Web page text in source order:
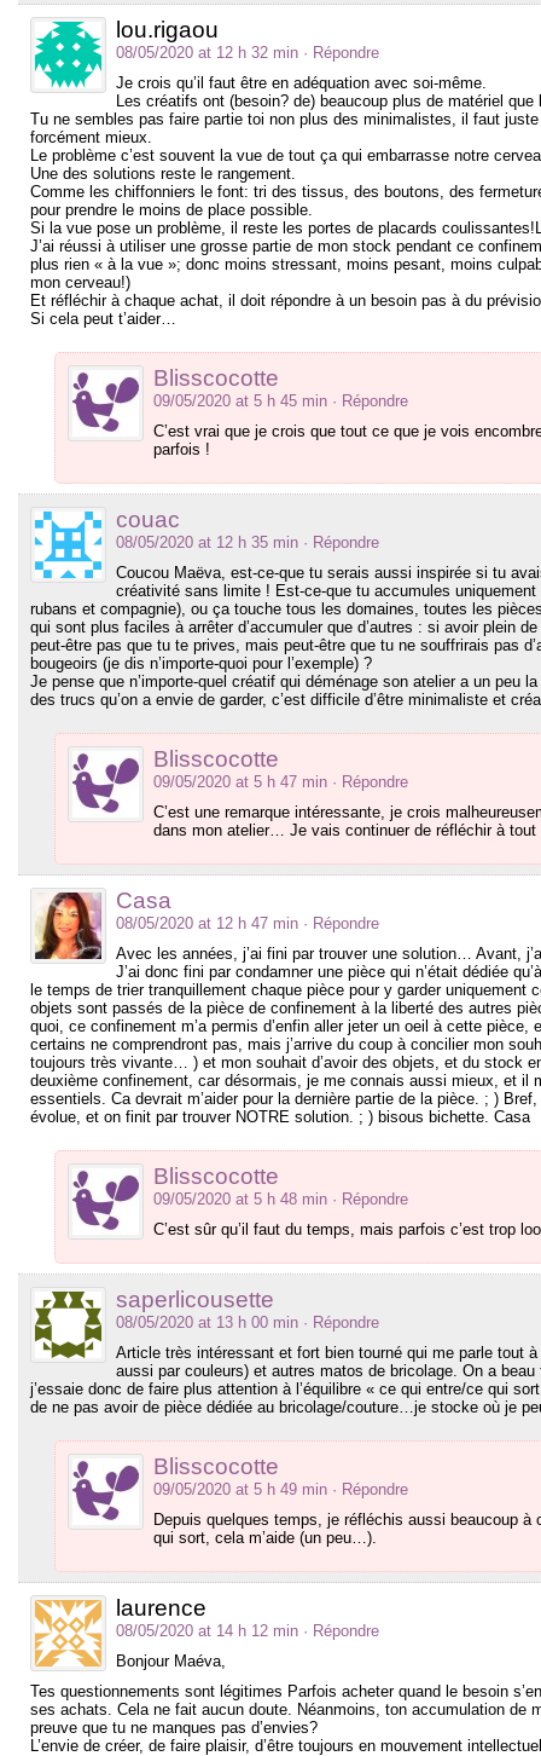
lou.rigaou
08/05/2020 at 12 h 32 min · Répondre
Je crois qu’il faut être en adéquation avec soi-même.
Les créatifs ont (besoin? de) beaucoup plus de matériel
Tu ne sembles pas faire partie toi non plus des minimalistes, il faut
forcément mieux.
Le problème c’est souvent la vue de tout ça qui embarrasse notre
Une des solutions reste le rangement.
Comme les chiffonniers le font: tri des tissus, des boutons, des
pour prendre le moins de place possible.
Si la vue pose un problème, il reste les portes de placards
J’ai réussi à utiliser une grosse partie de mon stock pendant ce
plus rien « à la vue »; donc moins stressant, moins pesant, moins
mon cerveau!)
Et réfléchir à chaque achat, il doit répondre à un besoin pas à du
Si cela peut t’aider…
Blisscocotte
09/05/2020 at 5 h 45 min · Répondre
C’est vrai que je crois que tout ce que je vois
parfois !
couac
08/05/2020 at 12 h 35 min · Répondre
Coucou Maëva, est-ce-que tu serais aussi inspirée si tu
créativité sans limite ! Est-ce-que tu accumules
rubans et compagnie), ou ça touche tous les domaines, toutes les
qui sont plus faciles à arrêter d’accumuler que d’autres : si avoir plein
peut-être pas que tu te prives, mais peut-être que tu ne souffrirais pas
bougeoirs (je dis n’importe-quoi pour l’exemple) ?
Je pense que n’importe-quel créatif qui déménage son atelier a un peu
des trucs qu’on a envie de garder, c’est difficile d’être minimaliste et
Blisscocotte
09/05/2020 at 5 h 47 min · Répondre
C’est une remarque intéressante, je crois
dans mon atelier… Je vais continuer de réfléchir à tout
Casa
08/05/2020 at 12 h 47 min · Répondre
Avec les années, j’ai fini par trouver une solution… Avant,
J’ai donc fini par condamner une pièce qui n’était dédiée
le temps de trier tranquillement chaque pièce pour y garder uniquement
objets sont passés de la pièce de confinement à la liberté des autres
quoi, ce confinement m’a permis d’enfin aller jeter un oeil à cette
certains ne comprendront pas, mais j’arrive du coup à concilier mon
toujours très vivante… ) et mon souhait d’avoir des objets, et du stock
deuxième confinement, car désormais, je me connais aussi mieux, et il
essentiels. Ca devrait m’aider pour la dernière partie de la pièce. ; )
évolue, et on finit par trouver NOTRE solution. ; ) bisous bichette. Casa
Blisscocotte
09/05/2020 at 5 h 48 min · Répondre
C’est sûr qu’il faut du temps, mais parfois c’est trop
saperlicousette
08/05/2020 at 13 h 00 min · Répondre
Article très intéressant et fort bien tourné qui me parle tout
aussi par couleurs) et autres matos de bricolage. On a
j’essaie donc de faire plus attention à l’équilibre « ce qui entre/ce qui
de ne pas avoir de pièce dédiée au bricolage/couture…je stocke où je
Blisscocotte
09/05/2020 at 5 h 49 min · Répondre
Depuis quelques temps, je réfléchis aussi beaucoup
qui sort, cela m’aide (un peu…).
laurence
08/05/2020 at 14 h 12 min · Répondre
Bonjour Maéva,
Tes questionnements sont légitimes Parfois acheter quand le besoin
ses achats. Cela ne fait aucun doute. Néanmoins, ton accumulation de
preuve que tu ne manques pas d’envies?
L’envie de créer, de faire plaisir, d’être toujours en mouvement